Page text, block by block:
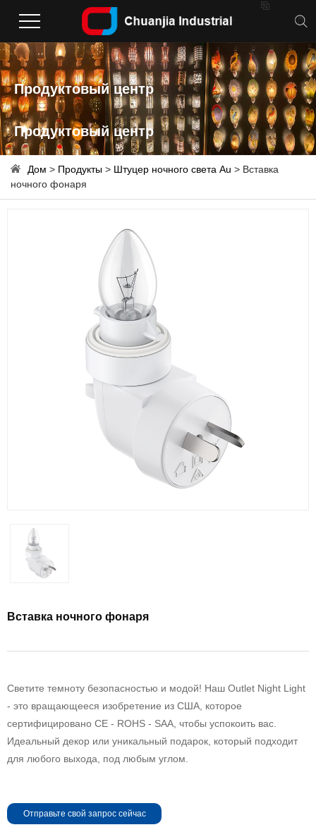

Продуктовый центр
Продуктовый центр
Дом > Продукты > Штуцер ночного света Au > Вставка
ночного фонаря
Вставка ночного фонаря
Светите темноту безопасностью и модой! Наш Outlet Night Light
- это вращающееся изобретение из США, которое
сертифицировано CE - ROHS - SAA, чтобы успокоить вас.
Идеальный декор или уникальный подарок, который подходит
для любого выхода, под любым углом.
Отправьте свой запрос сейчас